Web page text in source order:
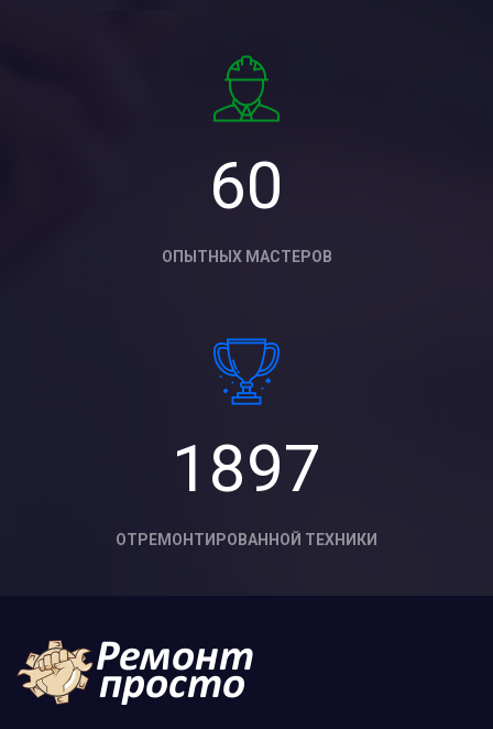
60
ОПЫТНЫХ МАСТЕРОВ
1897
ОТРЕМОНТИРОВАННОЙ ТЕХНИКИ